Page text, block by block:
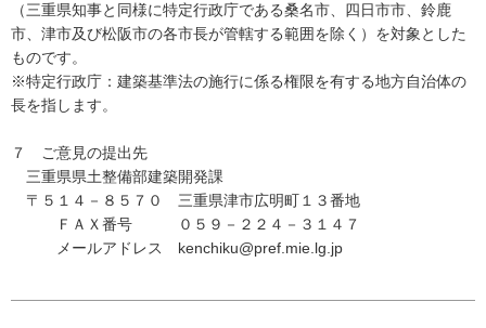
（三重県知事と同様に特定行政庁である桑名市、四日市市、鈴鹿
市、津市及び松阪市の各市長が管轄する範囲を除く）を対象とした
ものです。
※特定行政庁：建築基準法の施行に係る権限を有する地方自治体の
長を指します。
７ ご意見の提出先
三重県県土整備部建築開発課
〒５１４－８５７０ 三重県津市広明町１３番地
ＦＡＸ番号 ０５９－２２４－３１４７
メールアドレス kenchiku@pref.mie.lg.jp